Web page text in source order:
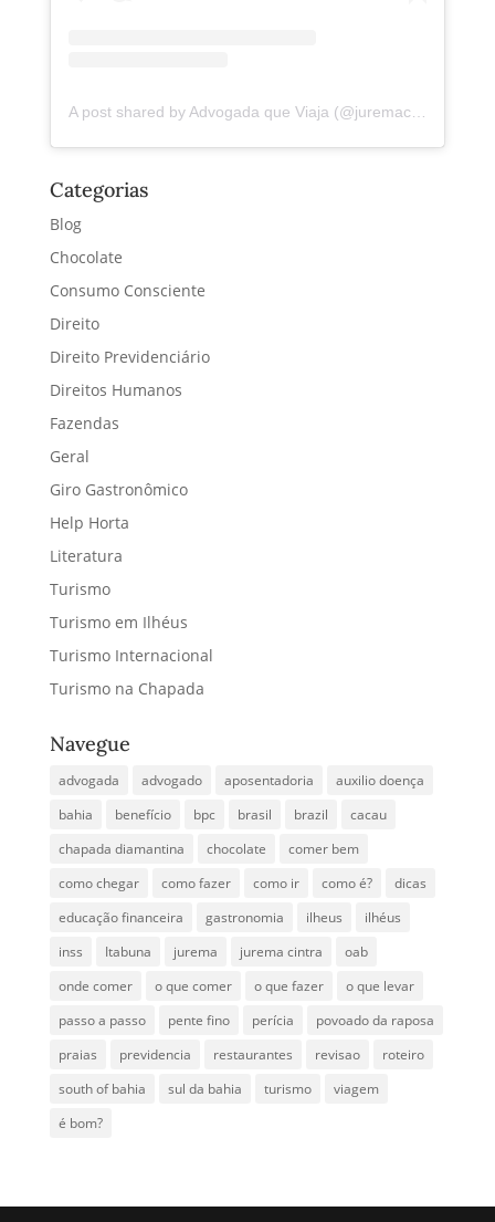
A post shared by Advogada que Viaja (@juremacintra)
Categorias
Blog
Chocolate
Consumo Consciente
Direito
Direito Previdenciário
Direitos Humanos
Fazendas
Geral
Giro Gastronômico
Help Horta
Literatura
Turismo
Turismo em Ilhéus
Turismo Internacional
Turismo na Chapada
Navegue
advogada advogado aposentadoria
auxilio doença
bahia
benefício bpc brasil brazil
cacau
chapada diamantina
chocolate
comer bem
como chegar
como fazer como ir como é?
dicas
educação financeira
gastronomia ilheus
ilhéus
inss
Itabuna jurema jurema cintra
oab
onde comer
o que comer o que fazer
o que levar
passo a passo
pente fino perícia
povoado da raposa
praias
previdencia restaurantes revisao
roteiro
south of bahia
sul da bahia turismo
viagem
é bom?